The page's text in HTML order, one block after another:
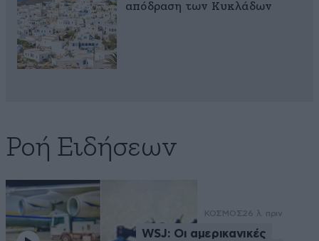
απόδραση των Κυκλάδων
Ροή Ειδήσεων
ΚΟΣΜΟΣ26 λ. πριν
WSJ: Οι αμερικανικές